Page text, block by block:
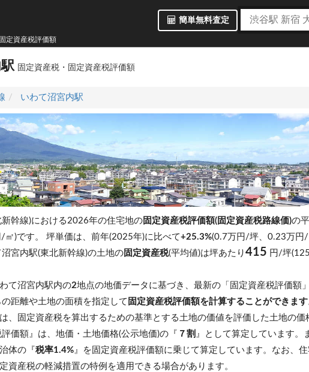
簡単無料査定
定資産税評価額
固定資産税・固定資産税評価額
いわて沼宮内駅
幹線)における2026年の住宅地の 固定資産税評価額(固定資産税路線価)の
/㎡)です。坪単価は、前年(2025年)に比べて+25.3%(0.7万円/坪、0.23万円/
沼宮内駅(東北新幹線)の土地の 固定資産税(平均値)は坪あたり415 円/坪
て沼宮内駅内の2地点の地価データに基づき、最新の「固定資産税評価額
距離や土地の面積を指定して 固定資産税評価額を計算することができます
、固定資産税を算出するための基準とする土地の価値を評価した土地の価
価額』は、地価・土地価格(公示地価)の『 ７割 』として算定しています。
体の『税率1.4%』を固定資産税評価額に乗じて算定しています。なお、
資産税の軽減措置の特例を適用できる場合があります。